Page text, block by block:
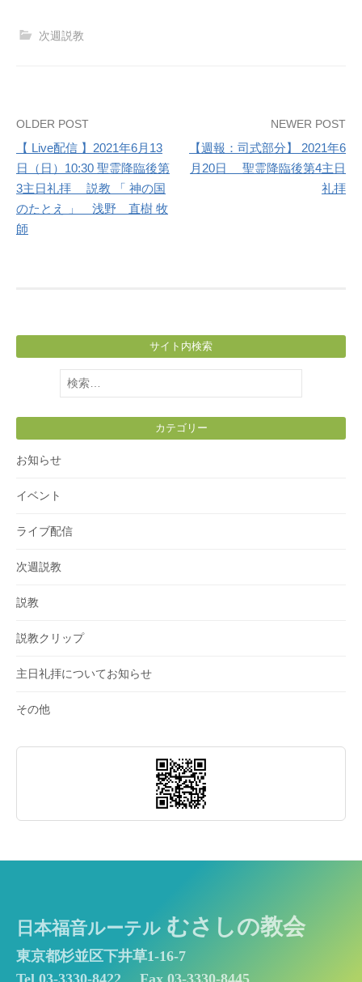
次週説教
Post
navigation
OLDER POST
【 Live配信 】2021年6月13
日（日）10:30 聖霊降臨後第
3主日礼拝 説教 「 神の国
のたとえ 」 浅野 直樹 牧
師
NEWER POST
【週報：司式部分】 2021年6
月20日 聖霊降臨後第4主日
礼拝
サイト内検索
検
索:
カテゴリー
お知らせ
イベント
ライブ配信
次週説教
説教
説教クリップ
主日礼拝についてお知らせ
その他
日本福音ルーテル むさしの教会
東京都杉並区下井草1-16-7
Tel 03-3330-8422
Fax 03-3330-8445